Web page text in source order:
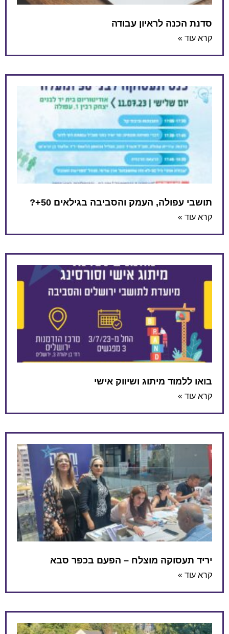
סדנת הכנה לראיון עבודה
קרא עוד »
תושבי עפולה, העמק והסביבה בגילאים 50+?
קרא עוד »
בואו ללמוד מיתוג ושיווק אישי
קרא עוד »
יריד תעסוקה מוצלח – הפעם בכפר סבא
קרא עוד »